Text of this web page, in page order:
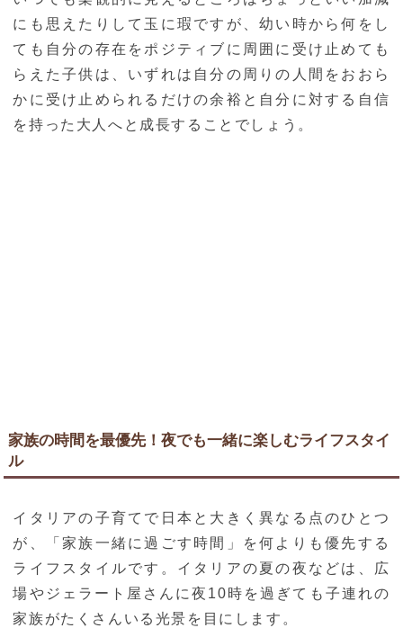
にも思えたりして玉に瑕ですが、幼い時から何をし
ても自分の存在をポジティブに周囲に受け止めても
らえた子供は、いずれは自分の周りの人間をおおら
かに受け止められるだけの余裕と自分に対する自信
を持った大人へと成長することでしょう。
家族の時間を最優先！夜でも一緒に楽しむライフスタイ
ル
イタリアの子育てで日本と大きく異なる点のひとつ
が、「家族一緒に過ごす時間」を何よりも優先する
ライフスタイルです。イタリアの夏の夜などは、広
場やジェラート屋さんに夜10時を過ぎても子連れの
家族がたくさんいる光景を目にします。